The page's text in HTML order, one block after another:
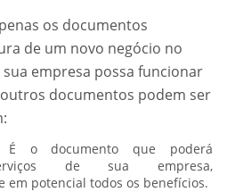
os documentos
de um novo negócio no
empresa possa funcionar
documentos podem ser
É o documento que poderá
de sua empresa,
em potencial todos os benefícios.